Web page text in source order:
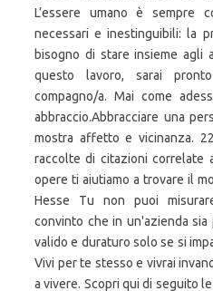
L’essere umano è sempre
necessari e inestinguibili: la
bisogno di stare insieme agli
questo lavoro, sarai
compagno/a. Mai come
abbraccio.Abbracciare una
mostra affetto e vicinanza.
raccolte di citazioni
opere ti aiutiamo a trovare il
Hesse Tu non puoi
convinto che in un'azienda
valido e duraturo solo se si
Vivi per te stesso e vivrai
a vivere. Scopri qui di seguito